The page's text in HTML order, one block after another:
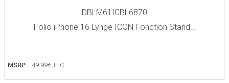
DBLM61ICBL6870
Folio iPhone 16 Lynge ICON Fonction Stand…
MSRP : 49.99€ TTC